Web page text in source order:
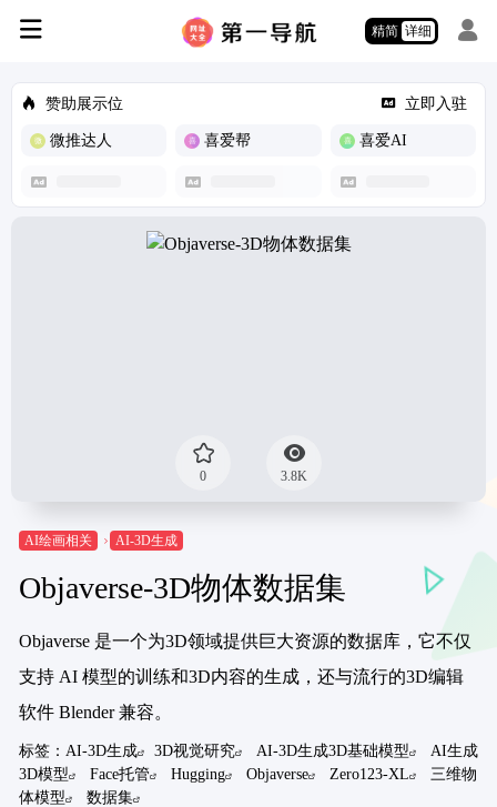
精简 详细
赞助展示位 立即入驻
微推达人 喜爱帮 喜爱AI
0 3.8K
AI绘画相关 AI-3D生成
Objaverse-3D物体数据集
Objaverse 是一个为3D领域提供巨大资源的数据库，它不仅
支持 AI 模型的训练和3D内容的生成，还与流行的3D编辑
软件 Blender 兼容。
标签： AI-3D生成 3D视觉研究 AI-3D生成3D基础模型
AI生成
3D模型
Face托管 Hugging Objaverse Zero123-XL
三维物
体模型
数据集